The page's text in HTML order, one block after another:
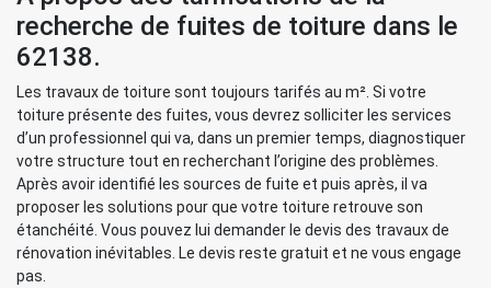
recherche de fuites de toiture dans le
62138.
Les travaux de toiture sont toujours tarifés au m². Si votre
toiture présente des fuites, vous devrez solliciter les services
d’un professionnel qui va, dans un premier temps, diagnostiquer
votre structure tout en recherchant l’origine des problèmes.
Après avoir identifié les sources de fuite et puis après, il va
proposer les solutions pour que votre toiture retrouve son
étanchéité. Vous pouvez lui demander le devis des travaux de
rénovation inévitables. Le devis reste gratuit et ne vous engage
pas.